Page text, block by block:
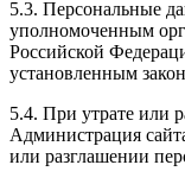
5.3. Персональные
уполномоченным
Российской
установленным
5.4. При утрате или
Администрация
или разглашении